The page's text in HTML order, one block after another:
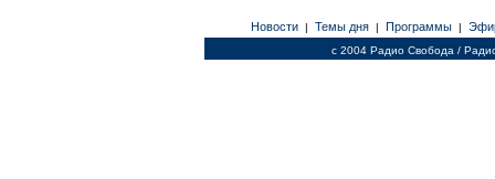
Новости | Темы дня | Программы |
c 2004 Радио Свобода /